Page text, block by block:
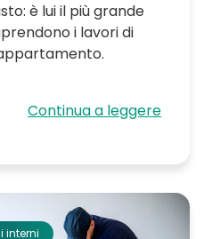
è lui il più grande
i lavori di
Continua a leggere
interni